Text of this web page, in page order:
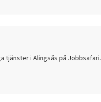
tjänster i Alingsås på Jobbsafari.